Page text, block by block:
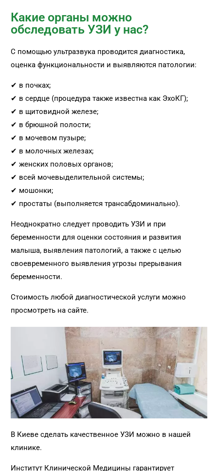
Какие органы можно
обследовать УЗИ у нас?
С помощью ультразвука проводится диагностика,
оценка функциональности и выявляются патологии:
✔ в почках;
✔ в сердце (процедура также известна как ЭхоКГ);
✔ в щитовидной железе;
✔ в брюшной полости;
✔ в мочевом пузыре;
✔ в молочных железах;
✔ женских половых органов;
✔ всей мочевыделительной системы;
✔ мошонки;
✔ простаты (выполняется трансабдоминально).
Неоднократно следует проводить УЗИ и при
беременности для оценки состояния и развития
малыша, выявления патологий, а также с целью
своевременного выявления угрозы прерывания
беременности.
Стоимость любой диагностической услуги можно
просмотреть на сайте.
В Киеве сделать качественное УЗИ можно в нашей
клинике.
Институт Клинической Медицины гарантирует